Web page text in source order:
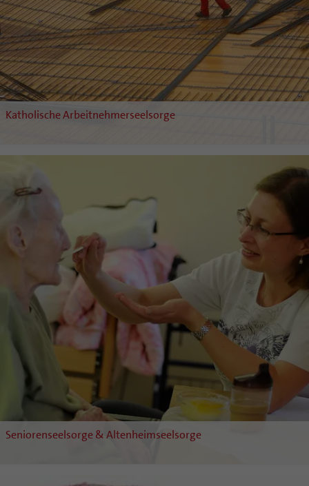
Katholische Arbeitnehmerseelsorge
Seniorenseelsorge & Altenheimseelsorge